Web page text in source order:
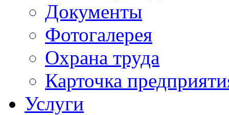
Документы
Фотогалерея
Охрана труда
Карточка
Услуги